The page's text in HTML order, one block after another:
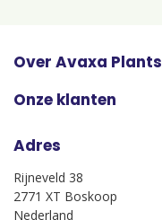
Over Avaxa Plants
Onze klanten
Adres
Rijneveld 38
2771 XT Boskoop
Nederland